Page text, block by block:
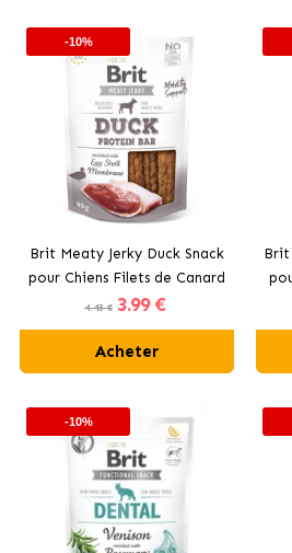
-10%
Brit Meaty Jerky Duck Snack
pour Chiens Filets de Canard
4.43 € 3.99 €
Acheter
Brit
-10%